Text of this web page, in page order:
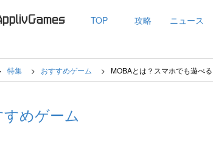
TOP 攻略 ニュース
特集 おすすめゲーム MOBAとは？スマホでも遊べ
めゲーム